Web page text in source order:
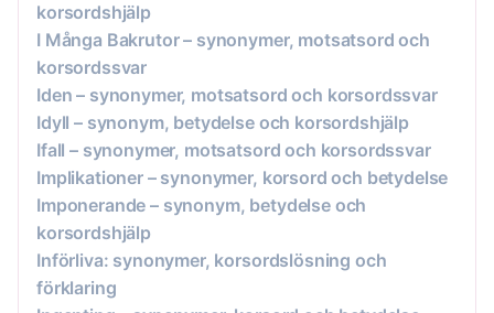
korsordshjälp
I Många Bakrutor – synonymer, motsatsord och
korsordssvar
Iden – synonymer, motsatsord och korsordssvar
Idyll – synonym, betydelse och korsordshjälp
Ifall – synonymer, motsatsord och korsordssvar
Implikationer – synonymer, korsord och betydelse
Imponerande – synonym, betydelse och
korsordshjälp
Införliva: synonymer, korsordslösning och
förklaring